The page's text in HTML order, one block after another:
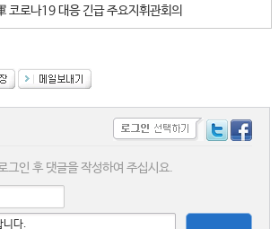
코로나19 대응 긴급 주요지휘관회의
그인 후 댓글을 작성하여 주십시요.